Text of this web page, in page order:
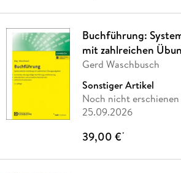
Buchführung:
mit zahlreichen
Gerd Waschbusch
Sonstiger Artikel
Noch nicht erschienen
25.09.2026
39,00 €*